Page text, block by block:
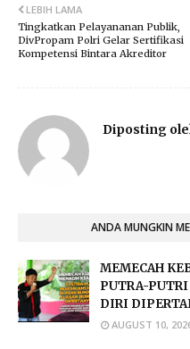
LEBIH LAMA
Tingkatkan Pelayananan Publik,
DivPropam Polri Gelar Sertifikasi
Kompetensi Bintara Akreditor
Diposting
ANDA MUNGKIN
MEMECAH
PUTRA-
DIRI
AUGUST 10,